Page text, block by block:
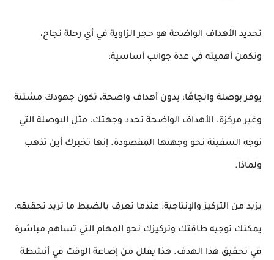
تحديد الأهداف الواضحة هو حجر الزاوية في أي رحلة نجاح،
وتكمن أهميته في عدة جوانب أساسية:
يوفر بوصلة واتجاهًا: بدون أهداف واضحة، تكون جهودك مشتتة
وغير مركزة. الأهداف الواضحة تحدد وجهتك، مثل البوصلة التي
توجه السفينة نحو وجهتها المقصودة. إنها تخبرك أين تذهب
ولماذا.
يزيد من التركيز والإنتاجية: عندما تعرف بالضبط ما تريد تحقيقه،
يمكنك توجيه طاقتك وتركيزك نحو المهام التي تساهم مباشرة
في تحقيق هذا الهدف. هذا يقلل من إضاعة الوقت في أنشطة